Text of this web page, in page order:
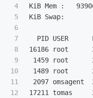
4
5
6
7
8
9
10
11
KiB Mem :
KiB Swap:
PID USER
16186 root
1459 root
1489 root
2097